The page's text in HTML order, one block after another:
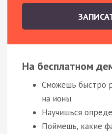
На бесплатном
Сможешь быстро
на ионы
Научишься
Поймешь, какие